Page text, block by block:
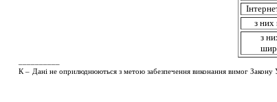
з них
з
К – Дані не оприлюднюються з метою забезпечення виконання вимог Закону